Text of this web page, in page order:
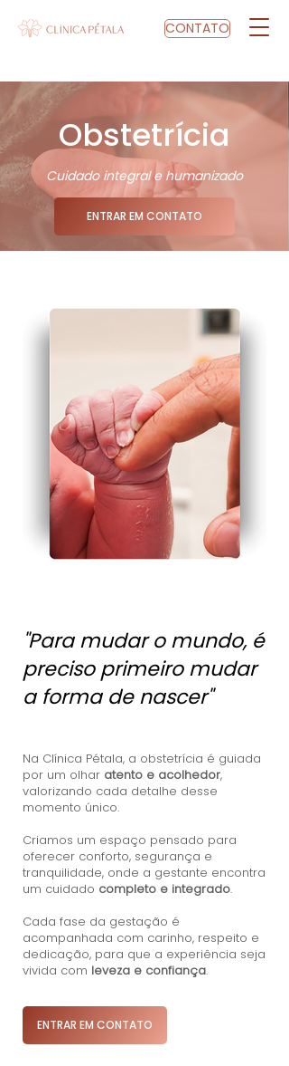
CONTATO
Obstetrícia
Cuidado integral e humanizado
ENTRAR EM CONTATO
"Para mudar o mundo, é
preciso primeiro mudar
a forma de nascer"
Na Clínica Pétala, a obstetrícia é guiada
por um olhar atento e acolhedor,
valorizando cada detalhe desse
momento único.
Criamos um espaço pensado para
oferecer conforto, segurança e
tranquilidade, onde a gestante encontra
um cuidado completo e integrado.
Cada fase da gestação é
acompanhada com carinho, respeito e
dedicação, para que a experiência seja
vivida com leveza e confiança.
ENTRAR EM CONTATO